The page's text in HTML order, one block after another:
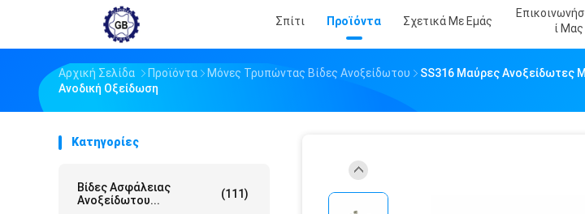
Σπίτι Προϊόντα Σχετικά Με Εμάς
Ί Μας
Αρχική Σελίδα Προϊόντα Μόνες Τρυπώντας Βίδες Ανοξείδωτου
SS316 Μαύρες Ανοξείδωτες
Ανοδική Οξείδωση
Κατηγορίες
Βίδες Ασφάλειας
Ανοξείδωτου...
(111)